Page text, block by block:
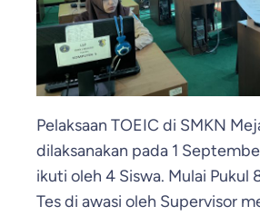
Pelaksaan TOEIC di SMKN
dilaksanakan pada 1
ikuti oleh 4 Siswa. Mulai Pukul
Tes di awasi oleh Supervisor